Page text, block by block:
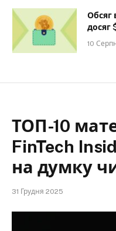
Обсяг
досяг
10
ТОП-10
FinTech
на думку
31 Грудня 2025